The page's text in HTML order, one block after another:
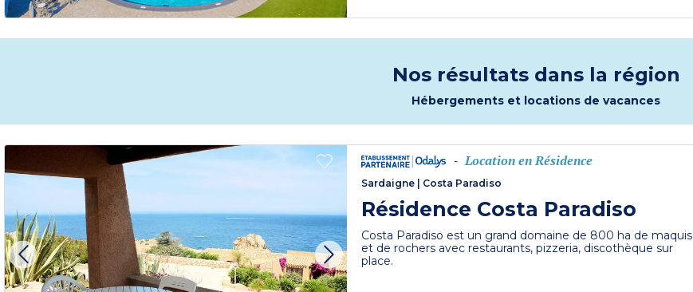
Nos résultats dans la région
Hébergements et locations de vacances
- Location en Résidence
Sardaigne Costa Paradiso
Résidence Costa Paradiso
Costa Paradiso est un grand domaine de 800 ha de maquis
et de rochers avec restaurants, pizzeria, discothèque sur
place.